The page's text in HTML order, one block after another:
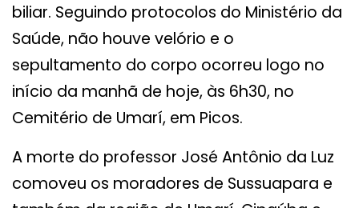
biliar. Seguindo protocolos do Ministério da
Saúde, não houve velório e o
sepultamento do corpo ocorreu logo no
início da manhã de hoje, às 6h30, no
Cemitério de Umarí, em Picos.
A morte do professor José Antônio da Luz
comoveu os moradores de Sussuapara e